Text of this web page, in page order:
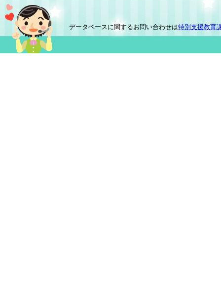
データベースに関するお問い合わせは特別支援教育